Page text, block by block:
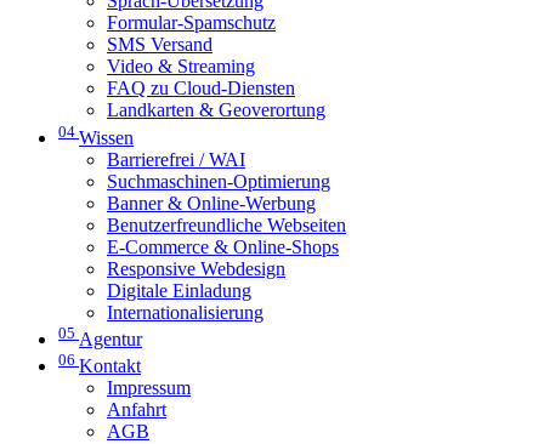
Formular-Spamschutz
SMS Versand
Video & Streaming
FAQ zu Cloud-Diensten
Landkarten & Geoverortung
04 Wissen
Barrierefrei / WAI
Suchmaschinen-Optimierung
Banner & Online-Werbung
Benutzerfreundliche Webseiten
E-Commerce & Online-Shops
Responsive Webdesign
Digitale Einladung
Internationalisierung
05 Agentur
06 Kontakt
Impressum
Anfahrt
AGB